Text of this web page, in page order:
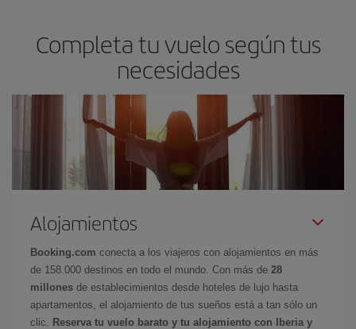
Completa tu vuelo según tus
necesidades
Alojamientos
Booking.com conecta a los viajeros con alojamientos en más
de 158.000 destinos en todo el mundo. Con más de 28
millones de establecimientos desde hoteles de lujo hasta
apartamentos, el alojamiento de tus sueños está a tan sólo un
clic.
Reserva tu vuelo barato y tu alojamiento con Iberia y